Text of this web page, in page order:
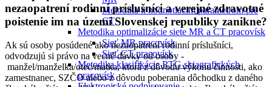
Metodika k hodnotiacim parametrom pre
CT
Metodika optimalizácie siete MR a CT pracovísk
Sieť MR pracovísk
Sieť CT pracovísk
Metodika klasifikácie RTG skiagrafických
pracovísk
nezaopatrení rodinní príslušníci a verejné zdravotné
poistenie im na území Slovenskej republiky zanikne?
Ak sú osoby posúdené ako nezaopatrení rodinní príslušníci,
odvodzujú si právo na vecné dávky od osoby -
manžel/manželka/otec/matka, ktorá z dôvodu výkonu činnosti, ako
zamestnanec, SZČO alebo z dôvodu poberania dôchodku z daného